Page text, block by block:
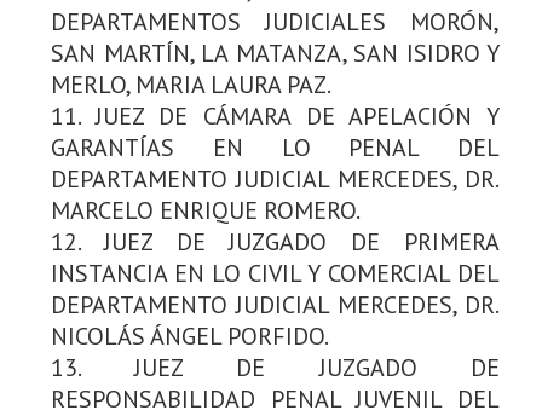
DEPARTAMENTOS JUDICIALES MORÓN,
SAN MARTÍN, LA MATANZA, SAN ISIDRO Y
MERLO, MARIA LAURA PAZ.
11. JUEZ DE CÁMARA DE APELACIÓN Y
GARANTÍAS EN LO PENAL DEL
DEPARTAMENTO JUDICIAL MERCEDES, DR.
MARCELO ENRIQUE ROMERO.
12. JUEZ DE JUZGADO DE PRIMERA
INSTANCIA EN LO CIVIL Y COMERCIAL DEL
DEPARTAMENTO JUDICIAL MERCEDES, DR.
NICOLÁS ÁNGEL PORFIDO.
13. JUEZ DE JUZGADO DE
RESPONSABILIDAD PENAL JUVENIL DEL